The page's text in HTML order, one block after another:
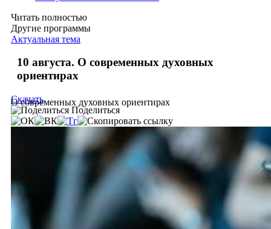
Читать полностью
Другие программы
Актуальная тема
10 августа. О современных духовных
ориентирах
О современных духовных ориентирах
Скачать
Поделиться